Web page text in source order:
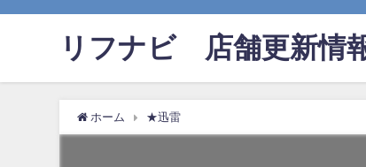
リフナビ®店舗更新情
ホーム ★迅雷